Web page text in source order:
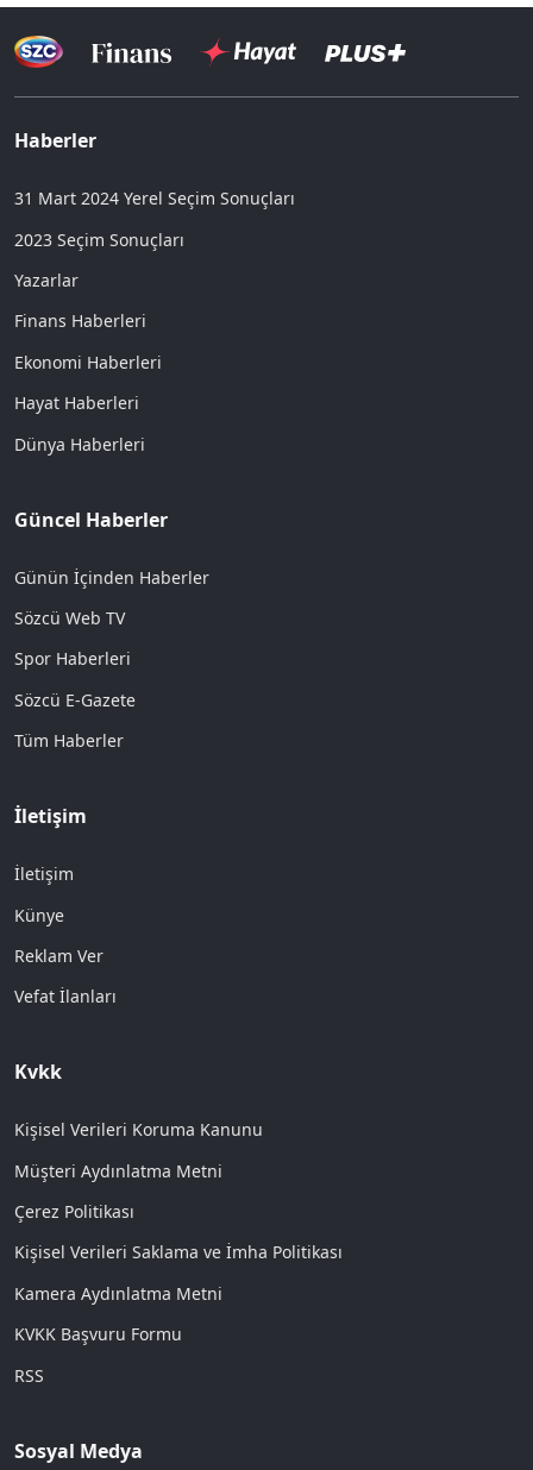
Haberler
31 Mart 2024 Yerel Seçim Sonuçları
2023 Seçim Sonuçları
Yazarlar
Finans Haberleri
Ekonomi Haberleri
Hayat Haberleri
Dünya Haberleri
Güncel Haberler
Günün İçinden Haberler
Sözcü Web TV
Spor Haberleri
Sözcü E-Gazete
Tüm Haberler
İletişim
İletişim
Künye
Reklam Ver
Vefat İlanları
Kvkk
Kişisel Verileri Koruma Kanunu
Müşteri Aydınlatma Metni
Çerez Politikası
Kişisel Verileri Saklama ve İmha Politikası
Kamera Aydınlatma Metni
KVKK Başvuru Formu
RSS
Sosyal Medya